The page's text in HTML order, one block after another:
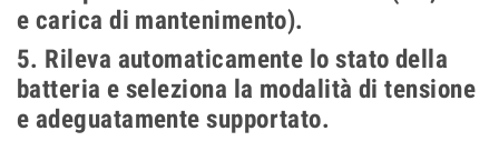
e carica di mantenimento).
5. Rileva automaticamente lo stato della
batteria e seleziona la modalità di tensione
e adeguatamente supportato.